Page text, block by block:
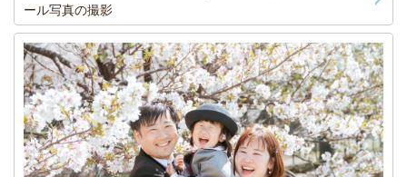
ール写真の撮影